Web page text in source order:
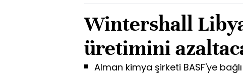
Wintershall
üretimini
Alman kimya şirketi BASF'ye